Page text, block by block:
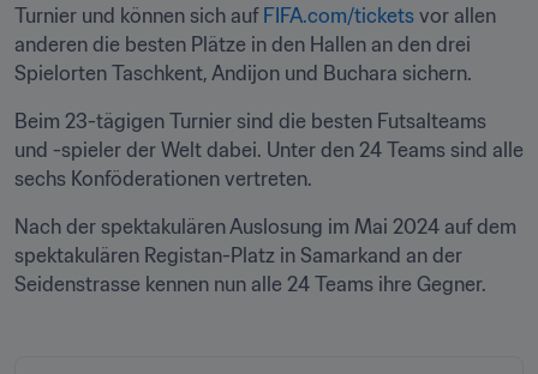
Turnier und können sich auf FIFA.com/tickets vor allen
anderen die besten Plätze in den Hallen an den drei
Spielorten Taschkent, Andijon und Buchara sichern.
Beim 23-tägigen Turnier sind die besten Futsalteams
und -spieler der Welt dabei. Unter den 24 Teams sind alle
sechs Konföderationen vertreten.
Nach der spektakulären Auslosung im Mai 2024 auf dem
spektakulären Registan-Platz in Samarkand an der
Seidenstrasse kennen nun alle 24 Teams ihre Gegner.